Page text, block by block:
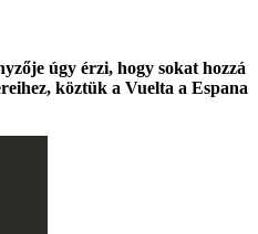
úgy érzi, hogy sokat hozzá
köztük a Vuelta a Espana